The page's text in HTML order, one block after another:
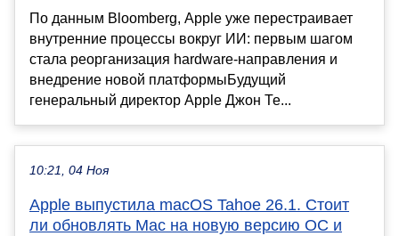
По данным Bloomberg, Apple уже перестраивает
внутренние процессы вокруг ИИ: первым шагом
стала реорганизация hardware-направления и
внедрение новой платформыБудущий
генеральный директор Apple Джон Те...
10:21, 04 Ноя
Apple выпустила macOS Tahoe 26.1. Стоит
ли обновлять Mac на новую версию ОС и